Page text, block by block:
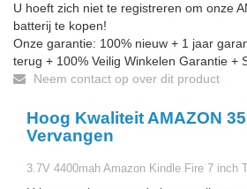
U hoeft zich niet te registreren om onze
batterij te kopen!
Onze garantie: 100% nieuw + 1 jaar
terug + 100% Veilig Winkelen Garantie +
Neem contact op over dit product
Hoog Kwaliteit AMAZON
Vervangen
3.7V 4400mah Amazon Kindle Fire 7 inch